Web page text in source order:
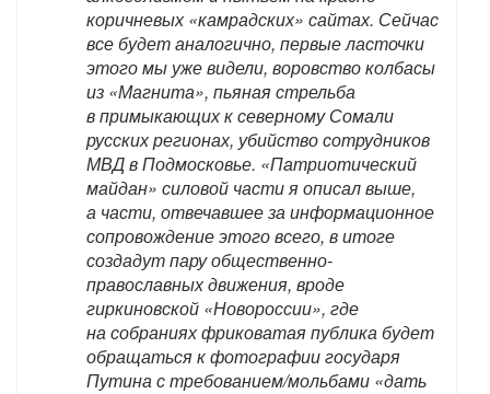
коричневых «камрадских» сайтах. Сейчас
все будет аналогично, первые ласточки
этого мы уже видели, воровство колбасы
из «Магнита», пьяная стрельба
в примыкающих к северному Сомали
русских регионах, убийство сотрудников
МВД в Подмосковье. «Патриотический
майдан» силовой части я описал выше,
а части, отвечавшее за информационное
сопровождение этого всего, в итоге
создадут пару общественно-
православных движения, вроде
гиркиновской «Новороссии», где
на собраниях фриковатая публика будет
обращаться к фотографии государя
Путина с требованием/мольбами «дать